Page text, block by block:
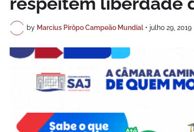
by Marcius Pirôpo Campeão Mundial • julho 29, 2019